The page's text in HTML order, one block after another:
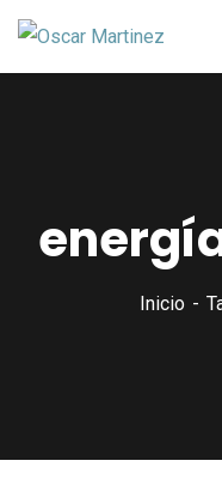
Inicio